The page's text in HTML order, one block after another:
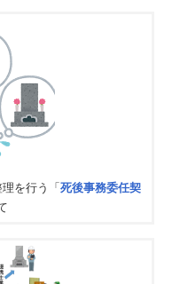
を行う「 死後事務委任契